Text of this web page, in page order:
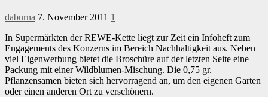
daburna 7. November 2011 1
In Supermärkten der REWE-Kette liegt zur Zeit ein Infoheft zum
Engagements des Konzerns im Bereich Nachhaltigkeit aus. Neben
viel Eigenwerbung bietet die Broschüre auf der letzten Seite eine
Packung mit einer Wildblumen-Mischung. Die 0,75 gr.
Pflanzensamen bieten sich hervorragend an, um den eigenen Garten
oder einen anderen Ort zu verschönern.